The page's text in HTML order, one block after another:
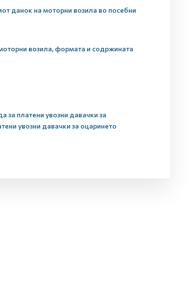
данок на моторни возила во посебни
возила, формата и содржината
за платени увозни давачки за
увозни давачки за оцаринето